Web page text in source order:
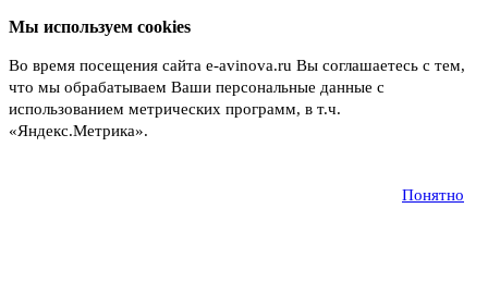
Мы используем cookies
Во время посещения сайта e-avinova.ru Вы соглашаетесь с тем,
что мы обрабатываем Ваши персональные данные с
использованием метрических программ, в т.ч.
«Яндекс.Метрика».
Понятно